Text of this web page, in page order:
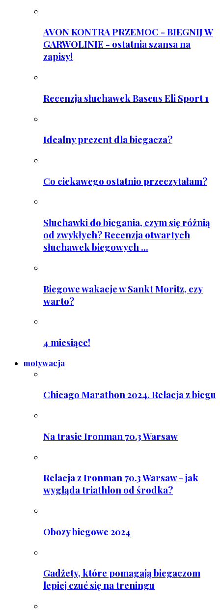
AVON KONTRA PRZEMOC - BIEGNIJ W
GARWOLINIE - ostatnia szansa na
zapisy!
Recenzja słuchawek Baseus Eli Sport 1
Idealny prezent dla biegacza?
Co ciekawego ostatnio przeczytałam?
Słuchawki do biegania, czym się różnią
od zwykłych? Recenzja otwartych
słuchawek biegowych ...
Biegowe wakacje w Sankt Moritz, czy
warto?
4 miesiące!
motywacja
Chicago Marathon 2024. Relacja z biegu
Na trasie Ironman 70.3 Warsaw
Relacja z Ironman 70.3 Warsaw - jak
wygląda triathlon od środka?
Obozy biegowe 2024
Gadżety, które pomagają biegaczom
lepiej czuć się na treningu